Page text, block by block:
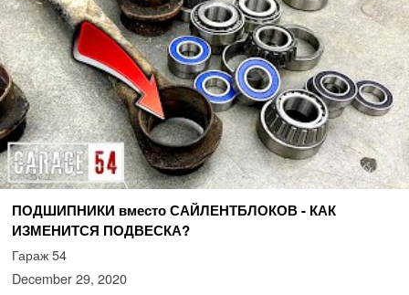
ПОДШИПНИКИ вместо САЙЛЕНТБЛОКОВ - КАК
ИЗМЕНИТСЯ ПОДВЕСКА?
Гараж 54
December 29, 2020